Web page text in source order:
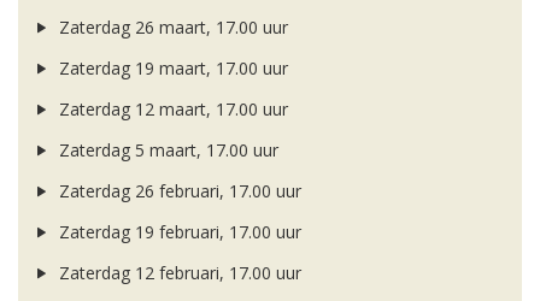
Zaterdag 26 maart, 17.00 uur
Zaterdag 19 maart, 17.00 uur
Zaterdag 12 maart, 17.00 uur
Zaterdag 5 maart, 17.00 uur
Zaterdag 26 februari, 17.00 uur
Zaterdag 19 februari, 17.00 uur
Zaterdag 12 februari, 17.00 uur